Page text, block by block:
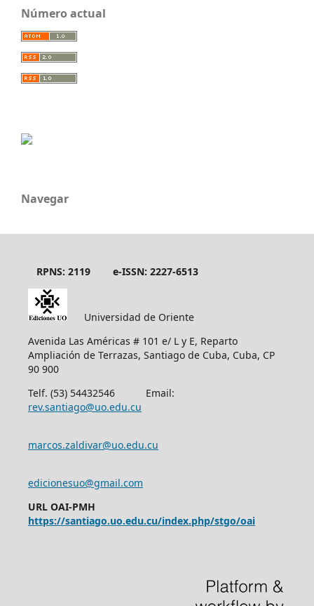
Número actual
Navegar
RPNS: 2119 e-ISSN: 2227-6513
Universidad de Oriente
Avenida Las Américas # 101 e/ L y E, Reparto
Ampliación de Terrazas, Santiago de Cuba, Cuba, CP
90 900
Telf. (53) 54432546 Email:
rev.santiago@uo.edu.cu
marcos.zaldivar@uo.edu.cu
edicionesuo@gmail.com
URL OAI-PMH
https://santiago.uo.edu.cu/index.php/stgo/oai